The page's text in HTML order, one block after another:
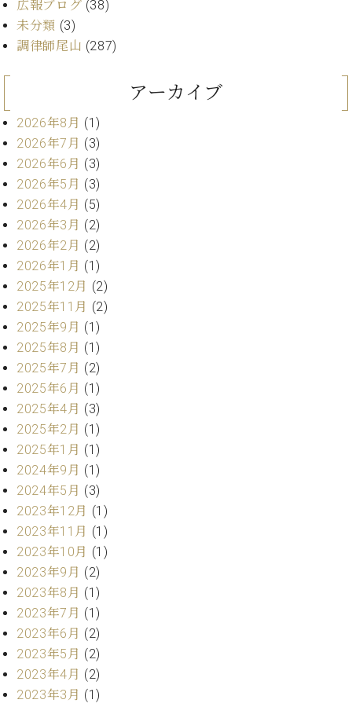
ヒ
シ
ュ
ン
サ
ー
ト
ラ
ン
ド
ピ
ア
ノ
C.
ベ
ヒ
シ
ュ
イ
ン
コ
ン
サ
ー
ト
ア
ッ
プ
ラ
イ
ピ
ア
ノ
ュ
タ
イ
入
実
績
ホ
ー
ス
タ
ジ
オ
納
入
実
音
楽
教
室
ご
愛
用
の
声
レ
ッ
ト
代
理
店
主
催
ベ
ン
ト
コ
ン
ク
ー
楽
教
室
タイ
ン・
シュ
教室
ベ
ヒ
シ
ュ
タ
ン
・
セ
ト
ラ
ム
東
京
長
ご
挨
拶
展
示
報
ホー
ル・
スタ
ジオ
レン
タル
ホー
内
広報ブログ (38)
未分類 (3)
調律師尾山 (287)
アーカイブ
2026年8月 (1)
2026年7月 (3)
2026年6月 (3)
2026年5月 (3)
2026年4月 (5)
2026年3月 (2)
2026年2月 (2)
2026年1月 (1)
2025年12月 (2)
2025年11月 (2)
2025年9月 (1)
2025年8月 (1)
2025年7月 (2)
2025年6月 (1)
2025年4月 (3)
2025年2月 (1)
2025年1月 (1)
2024年9月 (1)
2024年5月 (3)
2023年12月 (1)
2023年11月 (1)
2023年10月 (1)
2023年9月 (2)
2023年8月 (1)
2023年7月 (1)
2023年6月 (2)
2023年5月 (2)
2023年4月 (2)
2023年3月 (1)